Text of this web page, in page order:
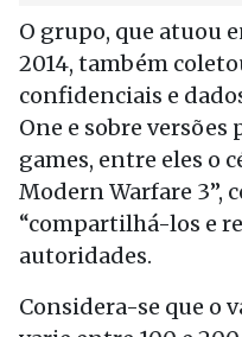
O grupo, que atuou
2014, também
confidenciais e
One e sobre
games, entre eles o
Modern Warfare 3”,
“compartilhá-los e
autoridades.
Considera-se que o